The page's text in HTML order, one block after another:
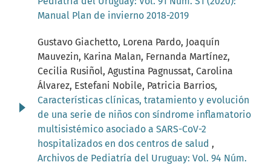
Manual Plan de invierno 2018-2019
Gustavo Giachetto, Lorena Pardo, Joaquín
Mauvezin, Karina Malan, Fernanda Martínez,
Cecilia Rusiñol, Agustina Pagnussat, Carolina
Álvarez, Estefani Nobile, Patricia Barrios,
Características clínicas, tratamiento y evolución
de una serie de niños con síndrome inflamatorio
multisistémico asociado a SARS-CoV-2
hospitalizados en dos centros de salud ,
Archivos de Pediatría del Uruguay: Vol. 94 Núm.